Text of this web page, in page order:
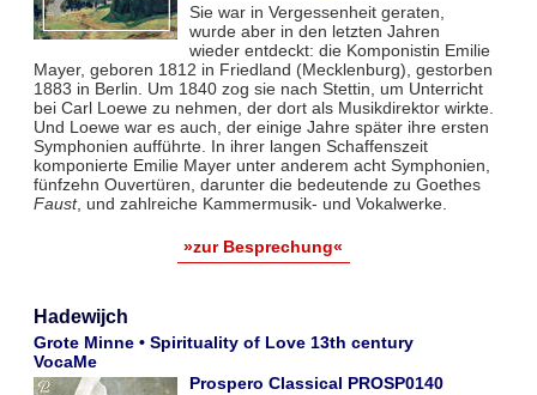
Sie war in Vergessenheit geraten,
wurde aber in den letzten Jahren
wieder entdeckt: die Komponistin Emilie
Mayer, geboren 1812 in Friedland (Mecklenburg), gestorben
1883 in Berlin. Um 1840 zog sie nach Stettin, um Unterricht
bei Carl Loewe zu nehmen, der dort als Musikdirektor wirkte.
Und Loewe war es auch, der einige Jahre später ihre ersten
Symphonien aufführte. In ihrer langen Schaffenszeit
komponierte Emilie Mayer unter anderem acht Symphonien,
fünfzehn Ouvertüren, darunter die bedeutende zu Goethes
Faust, und zahlreiche Kammermusik- und Vokalwerke.
»zur Besprechung«
Hadewijch
Grote Minne • Spirituality of Love 13th century
VocaMe
Prospero Classical PROSP0140